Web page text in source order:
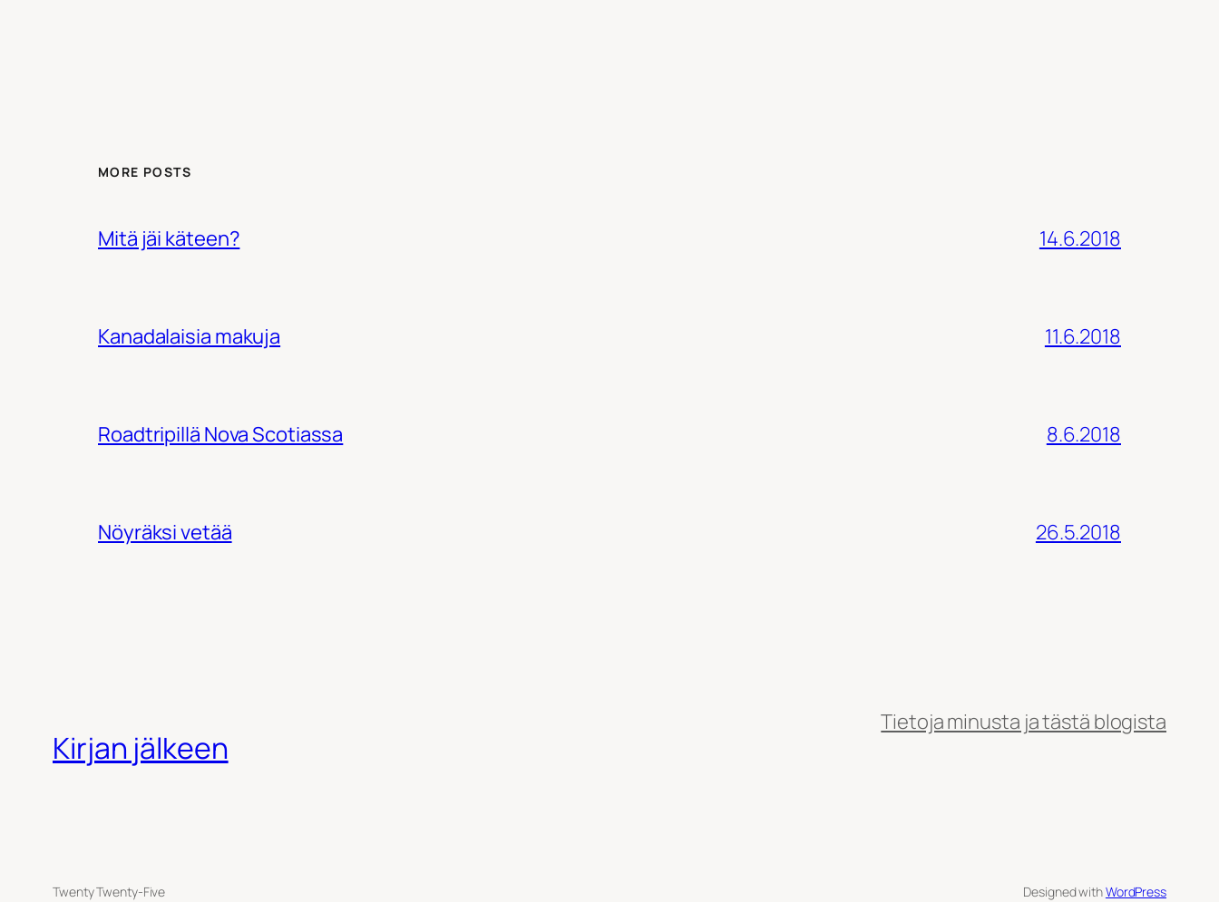
MORE POSTS
Mitä jäi käteen? 14.6.2018
Kanadalaisia makuja 11.6.2018
Roadtripillä Nova Scotiassa 8.6.2018
Nöyräksi vetää 26.5.2018
Kirjan jälkeen
Tietoja minusta ja tästä blogista
Twenty Twenty-Five Designed withWordPress